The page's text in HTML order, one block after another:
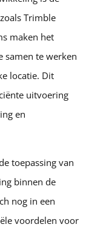
Trimble
maken het
samen te werken
locatie. Dit
uitvoering
en
toepassing van
binnen de
nog in een
voordelen voor